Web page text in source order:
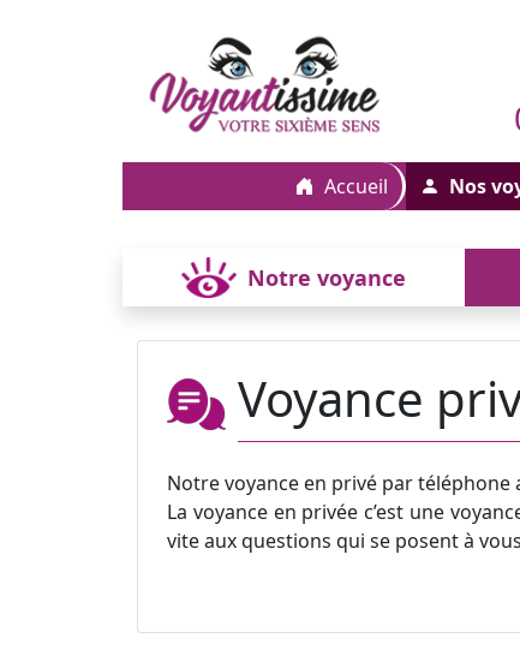
Accueil Nos
Notre voyance
Voyance
Notre voyance en privé par téléphone
La voyance en privée c’est une
vite aux questions qui se posent à